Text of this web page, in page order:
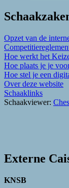
Opzet van de
Hoe werkt het
Hoe plaats je je
Hoe stel je een
Over deze website
Schaaklinks
Schaakviewer:
Externe
KNSB